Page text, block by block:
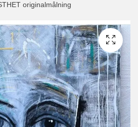
originalmålning